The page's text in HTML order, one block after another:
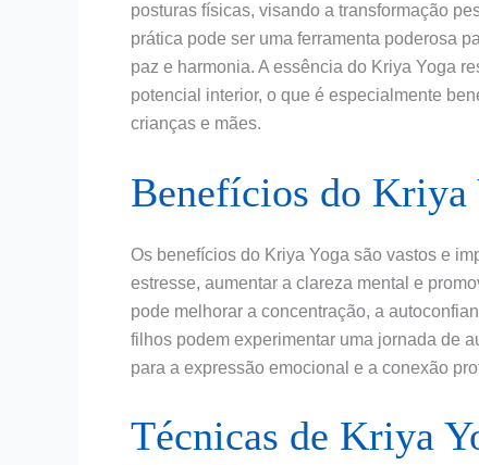
posturas físicas, visando a transformação
prática pode ser uma ferramenta poderosa
paz e harmonia. A essência do Kriya Yoga
potencial interior, o que é especialmente
crianças e mães.
Benefícios do Kriya
Os benefícios do Kriya Yoga são vastos e
estresse, aumentar a clareza mental e
pode melhorar a concentração, a
filhos podem experimentar uma jornada de
para a expressão emocional e a conexão
Técnicas de Kriya